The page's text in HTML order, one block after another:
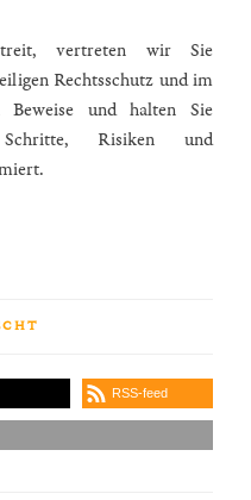
vertreten wir Sie
Rechtsschutz und im
Beweise und halten Sie
Risiken und
RSS-feed